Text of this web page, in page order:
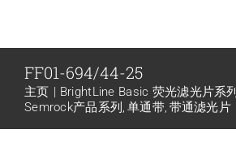
产品中心
代理品牌
FF01-694/44-25
主页
BrightLine Basic 荧光滤光片系列
Semrock产品系列 单通带 带通滤光片